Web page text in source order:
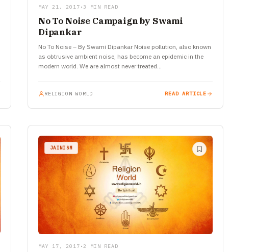
MAY 21, 2017 • 3 MIN READ
No To Noise Campaign by Swami
Dipankar
No To Noise – By Swami Dipankar ​Noise pollution, also known
as obtrusive ambient noise, has become an epidemic in the
modern world. We are almost never treated…
RELIGION WORLD READ ARTICLE
JAINISM
MAY 17, 2017 • 2 MIN READ